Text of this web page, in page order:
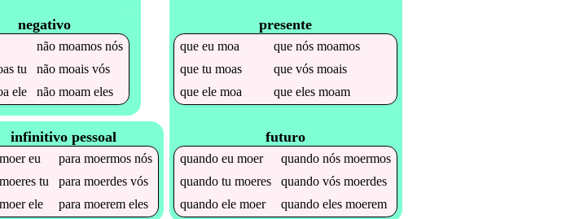
negativo
não moamosnós
tu não moaisvós
ele não moameles
infinitivo pessoal
moereu paramoermos nós
moeres tu paramoerdes vós
moerele paramoerem eles
presente
queeumoa quenósmoamos
quetumoas quevósmoais
queelemoa queelesmoam
futuro
quandoeumoer quandonósmoermos
quandotumoeres quandovósmoerdes
quandoelemoer quandoelesmoerem